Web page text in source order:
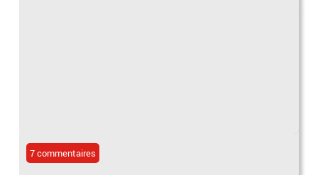
7 commentaires